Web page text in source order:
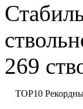
269
TOP10